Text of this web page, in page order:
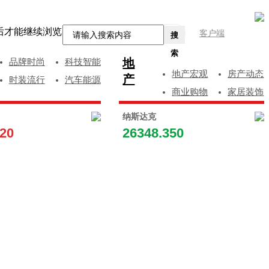
客户端
搜
索
品牌时尚
科技智能
时装流行
汽车能源
地
产
地产宏观
房产动态
商业购物
家居装饰
纳斯达克
26348.350
才能继续浏览